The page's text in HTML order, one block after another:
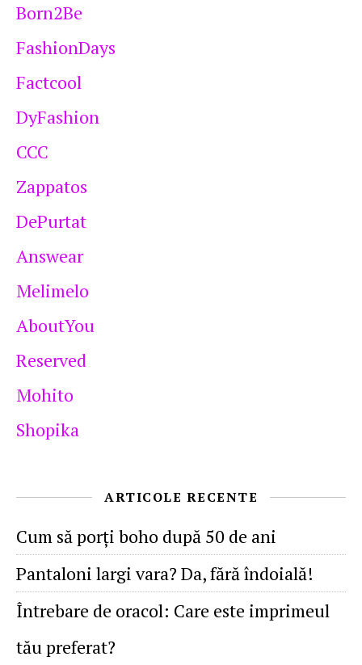
Born2Be
FashionDays
Factcool
DyFashion
CCC
Zappatos
DePurtat
Answear
Melimelo
AboutYou
Reserved
Mohito
Shopika
ARTICOLE RECENTE
Cum să porţi boho după 50 de ani
Pantaloni largi vara? Da, fără îndoială!
Întrebare de oracol: Care este imprimeul
tău preferat?